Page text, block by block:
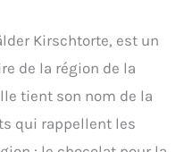
Kirschtorte, est un
de la région de la
tient son nom de la
qui rappellent les